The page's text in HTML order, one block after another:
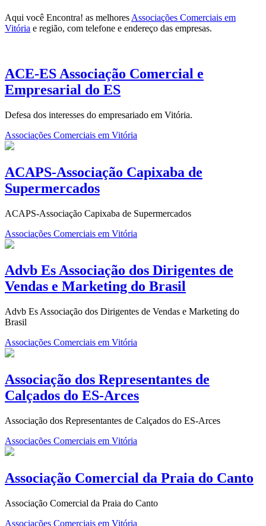
Aqui você Encontra! as melhores Associações Comerciais em
Vitória e região, com telefone e endereço das empresas.
ACE-ES Associação Comercial e
Empresarial do ES
Defesa dos interesses do empresariado em Vitória.
Associações Comerciais em Vitória
ACAPS-Associação Capixaba de
Supermercados
ACAPS-Associação Capixaba de Supermercados
Associações Comerciais em Vitória
Advb Es Associação dos Dirigentes de
Vendas e Marketing do Brasil
Advb Es Associação dos Dirigentes de Vendas e Marketing do
Brasil
Associações Comerciais em Vitória
Associação dos Representantes de
Calçados do ES-Arces
Associação dos Representantes de Calçados do ES-Arces
Associações Comerciais em Vitória
Associação Comercial da Praia do Canto
Associação Comercial da Praia do Canto
Associações Comerciais em Vitória